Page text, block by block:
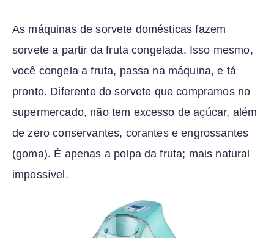
As máquinas de sorvete domésticas fazem
sorvete a partir da fruta congelada. Isso mesmo,
você congela a fruta, passa na máquina, e tá
pronto. Diferente do sorvete que compramos no
supermercado, não tem excesso de açúcar, além
de zero conservantes, corantes e engrossantes
(goma). É apenas a polpa da fruta; mais natural
impossível.